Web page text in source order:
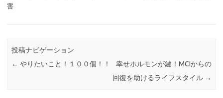
害
投稿ナビゲーション
← やりたいこと！１００個！！
幸せホルモンが鍵！MCIからの
回復を助けるライフスタイル →